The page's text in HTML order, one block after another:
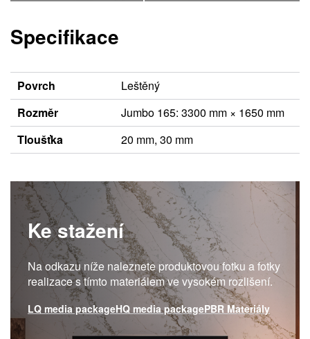
Specifikace
Povrch
Leštěný
Rozměr
Jumbo 165: 3300 mm × 1650 mm
Tloušťka
20 mm, 30 mm
Ke stažení
Na odkazu níže naleznete produktovou fotku a fotky
realizace s tímto materiálem ve vysokém rozlišení.
LQ media packageHQ media packagePBR Materiály